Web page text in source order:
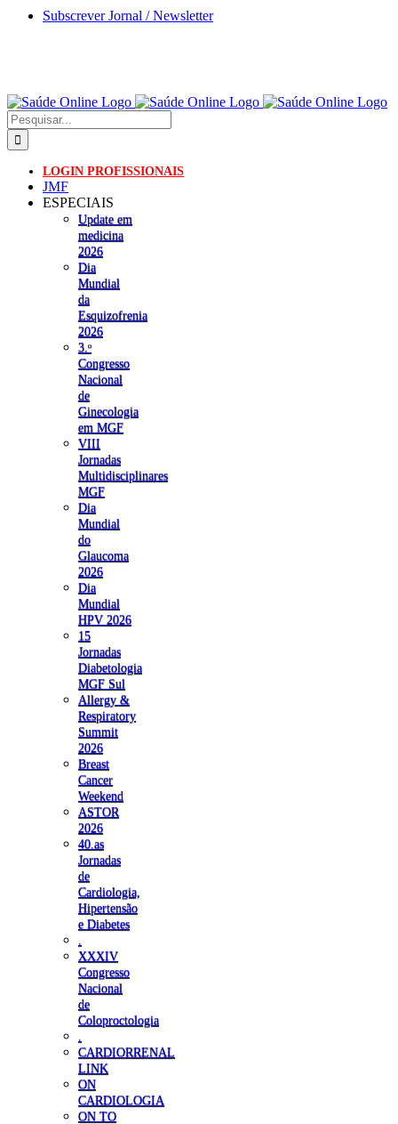
Skip
Subscrever Jornal / Newsletter
Pesquisar
LOGIN PROFISSIONAIS
JMF
ESPECIAIS
Update em
medicina
2026
Dia
Mundial
da
Esquizofrenia
2026
3.ᵒ
Congresso
Nacional
de
Ginecologia
em MGF
VIII
Jornadas
Multidisciplinares
MGF
Dia
Mundial
do
Glaucoma
2026
Dia
Mundial
HPV 2026
15
Jornadas
Diabetologia
MGF Sul
Allergy &
Respiratory
Summit
2026
Breast
Cancer
Weekend
ASTOR
2026
40.as
Jornadas
de
Cardiologia,
Hipertensão
e Diabetes
XXXIV
Congresso
Nacional
de
Coloproctologia
CARDIORRENAL
LINK
ON
CARDIOLOGIA
ON TO